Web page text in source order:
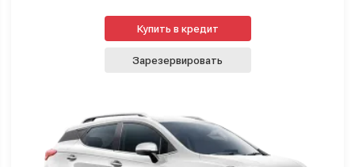
Купить в кредит
Зарезервировать